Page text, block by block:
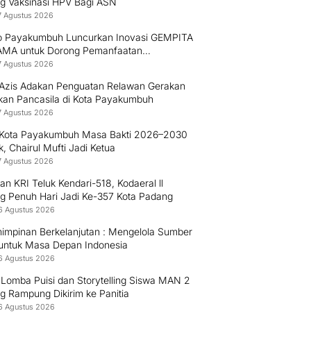
Agustus 2026
Payakumbuh Luncurkan Inovasi GEMPITA
untuk Dorong Pemanfaatan
Agustus 2026
Adakan Penguatan Relawan Gerakan
Pancasila di Kota Payakumbuh
Agustus 2026
Payakumbuh Masa Bakti 2026–2030
Chairul Mufti Jadi Ketua
Agustus 2026
KRI Teluk Kendari-518, Kodaeral ll
Penuh Hari Jadi Ke-357 Kota Padang
Agustus 2026
Berkelanjutan : Mengelola Sumber
Masa Depan Indonesia
Agustus 2026
Puisi dan Storytelling Siswa MAN 2
Rampung Dikirim ke Panitia
Agustus 2026